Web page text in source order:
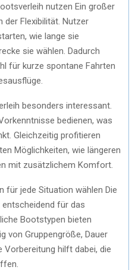
nutzen Ein großer
der Flexibilität. Nutzer
wie lange sie
sie wählen. Dadurch
für kurze spontane Fahrten
besonders interessant.
bedienen, was
Gleichzeitig profitieren
Möglichkeiten, wie längeren
mit zusätzlichem Komfort.
für jede Situation wählen Die
für das
Bootstypen bieten
von Gruppengröße, Dauer
hilft dabei, die